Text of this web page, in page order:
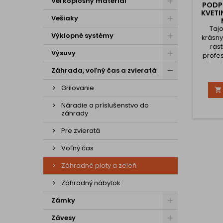
Vešiaky
Výklopné systémy
Výsuvy
Záhrada, voľný čas a zvieratá
Grilovanie
Náradie a príslušenstvo do
záhrady
Pre zvieratá
Voľný čas
Záhradné ploty a zeleň
Záhradný nábytok
Zámky
Závesy
vašu
